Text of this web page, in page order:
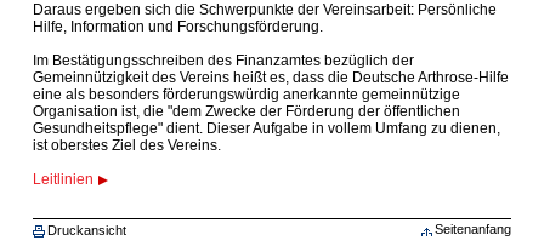
Daraus ergeben sich die Schwerpunkte der Vereinsarbeit: Persön­liche
Hilfe, Infor­mation und Forschungsförderung.
Im Be­stäti­gungs­schreiben des Finanzamtes bezüglich der
Gemeinnützig­keit des Vereins heißt es, dass die Deutsche Arthrose-Hilfe
eine als besonders förderungswürdig anerkannte gemeinnützige
Organisation ist, die "dem Zwecke der Förderung der öffentlichen
Gesundheitspflege" dient. Dieser Aufgabe in vollem Umfang zu dienen,
ist oberstes Ziel des Vereins.
Leitlinien
Seitenanfang
Druckansicht